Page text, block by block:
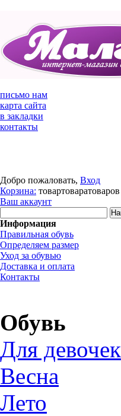
письмо нам
карта сайта
в закладки
контакты
Добро пожаловать, Вход
Корзина: товартоваратоваров
Ваш аккаунт
Информация
Правильная обувь
Определяем размер
Уход за обувью
Доставка и оплата
Контакты
Обувь
Для девочек
Весна
Лето